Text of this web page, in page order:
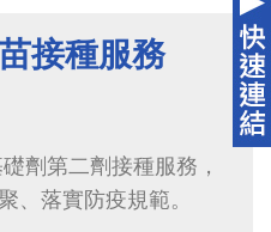
接種服務
劑第二劑​接種服務，
、落實防疫規範。